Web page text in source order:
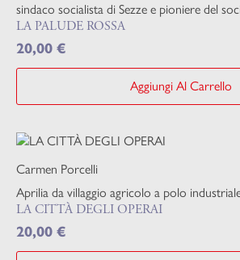
sindaco socialista di Sezze e pioniere del
LA PALUDE ROSSA
20,00 €
Aggiungi Al Carrello
Carmen Porcelli
Aprilia da villaggio agricolo a polo
LA CITTÀ DEGLI OPERAI
20,00 €